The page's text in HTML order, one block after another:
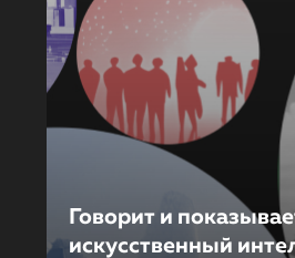
Говорит и
искусственный